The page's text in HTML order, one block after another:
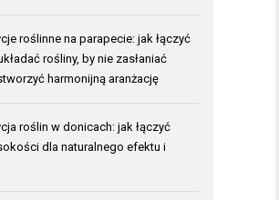
roślinne na parapecie: jak łączyć
rośliny, by nie zasłaniać
harmonijną aranżację
roślin w donicach: jak łączyć
dla naturalnego efektu i